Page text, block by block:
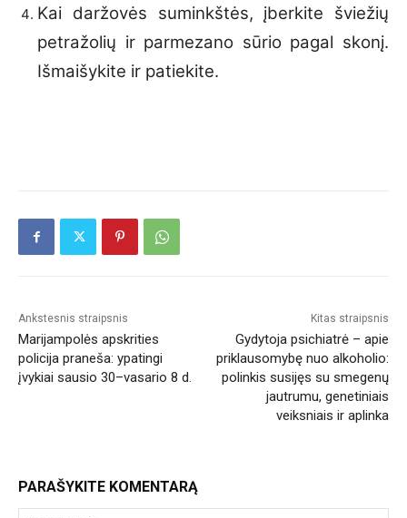
Kai daržovės suminkštės, įberkite šviežių
petražolių ir parmezano sūrio pagal skonį.
Išmaišykite ir patiekite.
Ankstesnis straipsnis
Marijampolės apskrities
policija praneša: ypatingi
įvykiai sausio 30–vasario 8 d.
Kitas straipsnis
Gydytoja psichiatrė – apie
priklausomybę nuo alkoholio:
polinkis susijęs su smegenų
jautrumu, genetiniais
veiksniais ir aplinka
PARAŠYKITE KOMENTARĄ